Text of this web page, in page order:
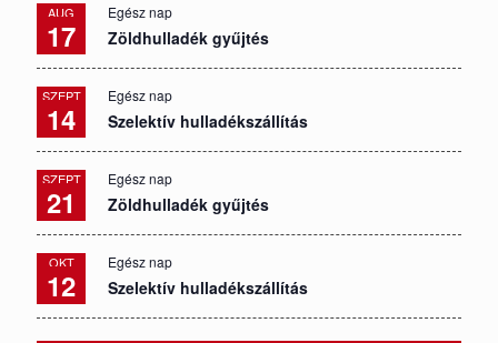
AUG
17
Egész nap
Zöldhulladék gyűjtés
SZEPT
14
Egész nap
Szelektív hulladékszállítás
SZEPT
21
Egész nap
Zöldhulladék gyűjtés
OKT
12
Egész nap
Szelektív hulladékszállítás